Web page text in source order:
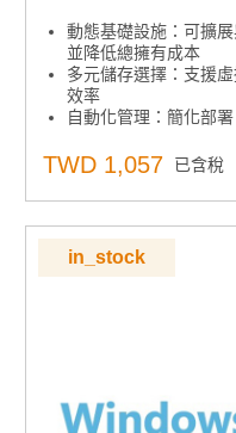
動態基礎設施：可擴
並降低總擁有成本
多元儲存選擇：支援
效率
自動化管理：簡化部
助設備鎖定
TWD 1,057 已含稅
in_stock